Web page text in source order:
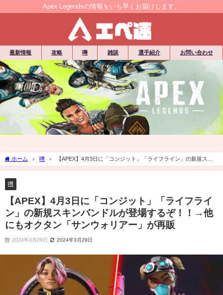
Apex Legendsの情報をいち早くお届けします。
最新情報 攻略 噂 雑談 選手紹介 お問い合わせ
ホーム 噂
【APEX】4月3日に「コンジット」「ライフライン」の新規スキ
ンバンドルが登場するぞ！！→他にもオクタン「サンウォリアー」が再販
噂
【APEX】4月3日に「コンジット」「ライフライ
ン」の新規スキンバンドルが登場するぞ！！→他
にもオクタン「サンウォリアー」が再販
2024年3月29日 2024年3月29日